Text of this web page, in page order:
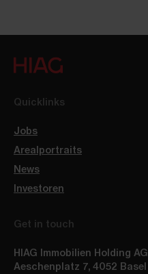
Quicklinks
Jobs
Arealportraits
News
Investoren
Get in touch
HIAG Immobilien Holding AG
Aeschenplatz 7, 4052 Basel